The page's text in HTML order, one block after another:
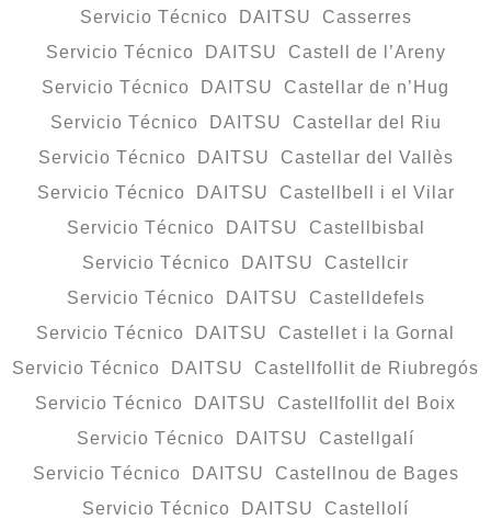
Servicio Técnico DAITSU Casserres
Servicio Técnico DAITSU Castell de l’Areny
Servicio Técnico DAITSU Castellar de n’Hug
Servicio Técnico DAITSU Castellar del Riu
Servicio Técnico DAITSU Castellar del Vallès
Servicio Técnico DAITSU Castellbell i el Vilar
Servicio Técnico DAITSU Castellbisbal
Servicio Técnico DAITSU Castellcir
Servicio Técnico DAITSU Castelldefels
Servicio Técnico DAITSU Castellet i la Gornal
Servicio Técnico DAITSU Castellfollit de Riubregós
Servicio Técnico DAITSU Castellfollit del Boix
Servicio Técnico DAITSU Castellgalí
Servicio Técnico DAITSU Castellnou de Bages
Servicio Técnico DAITSU Castellolí